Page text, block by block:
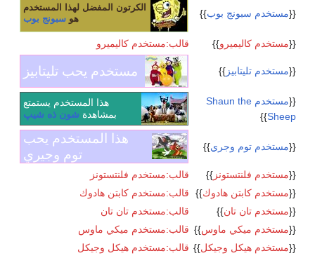
{{مستخدم سبونج بوب}}
الكرتون المفضل لهذا المستخدم
هو سبونج بوب
{{مستخدم كاليميرو}} قالب:مستخدم كاليميرو
{{مستخدم تليتابيز }} مستخدم يحب تليتابيز
{{
مستخدم Shaun the
Sheep
}}
هذا المستخدم يستمتع
بمشاهدة شون ذه شيپ
{{مستخدم توم وجري}}
هذا المستخدم يحب
توم وجيري
{{مستخدم فلنتستونز }}
قالب:مستخدم فلنتستونز
{{مستخدم كابتن هادوك}}
قالب:مستخدم كابتن هادوك
{{مستخدم تان تان}}
قالب:مستخدم تان تان
{{مستخدم ميكي ماوس}} قالب:مستخدم ميكي ماوس
{{مستخدم هيكل وجيكل}} قالب:مستخدم هيكل وجيكل